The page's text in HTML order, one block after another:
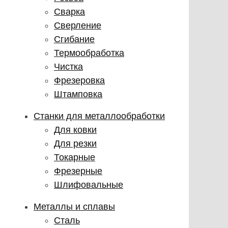
Сварка
Сверление
Сгибание
Термообработка
Чистка
Фрезеровка
Штамповка
Станки для металлообработки
Для ковки
Для резки
Токарные
Фрезерные
Шлифовальные
Металлы и сплавы
Сталь